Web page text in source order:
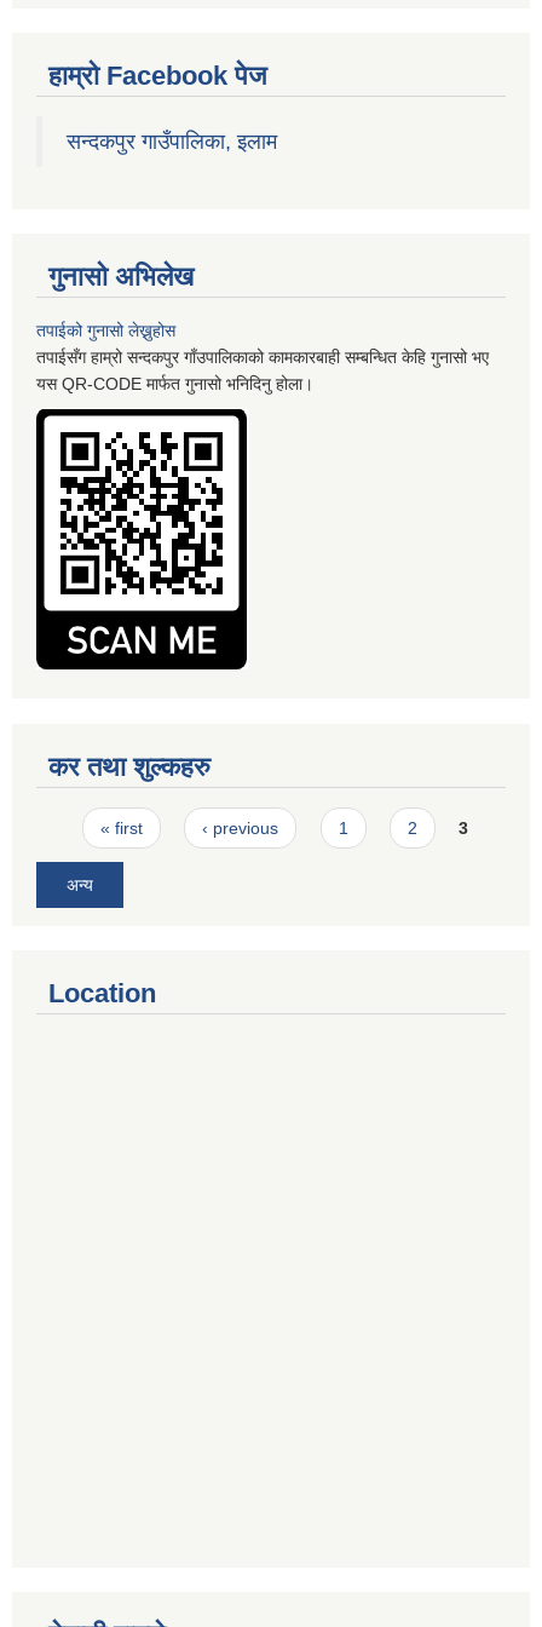
हाम्रो Facebook पेज
सन्दकपुर गाउँपालिका, इलाम
गुनासो अभिलेख
तपाईको गुनासो लेख्नुहोस
तपाईसँग हाम्रो सन्दकपुर गाँउपालिकाको कामकारबाही सम्बन्धित केहि गुनासो भए
यस QR-CODE मार्फत गुनासो भनिदिनु होला।
कर तथा शुल्कहरु
Pages
« first ‹ previous 1 2 3
अन्य
Location